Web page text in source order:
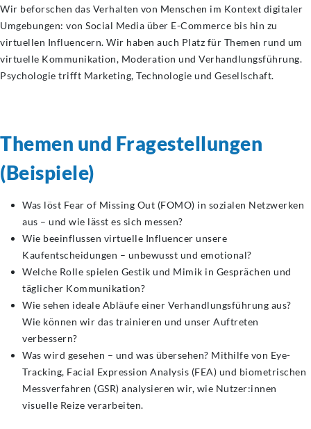
Wir beforschen das Verhalten von Menschen im Kontext digitaler
Umgebungen: von Social Media über E-Commerce bis hin zu
virtuellen Influencern. Wir haben auch Platz für Themen rund um
virtuelle Kommunikation, Moderation und Verhandlungsführung.
Psychologie trifft Marketing, Technologie und Gesellschaft.
Themen und Fragestellungen
(Beispiele)
Was löst Fear of Missing Out (FOMO) in sozialen Netzwerken
aus – und wie lässt es sich messen?
Wie beeinflussen virtuelle Influencer unsere
Kaufentscheidungen – unbewusst und emotional?
Welche Rolle spielen Gestik und Mimik in Gesprächen und
täglicher Kommunikation?
Wie sehen ideale Abläufe einer Verhandlungsführung aus?
Wie können wir das trainieren und unser Auftreten
verbessern?
Was wird gesehen – und was übersehen? Mithilfe von Eye-
Tracking, Facial Expression Analysis (FEA) und biometrischen
Messverfahren (GSR) analysieren wir, wie Nutzer:innen
visuelle Reize verarbeiten.